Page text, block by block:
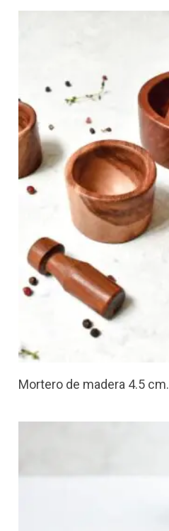
Mortero de madera 4.5 cm.